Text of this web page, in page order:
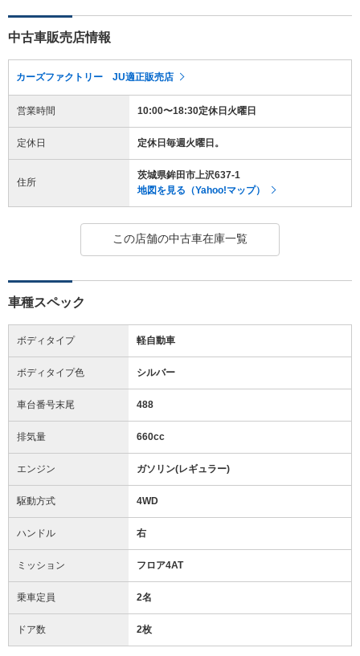
中古車販売店情報
カーズファクトリー JU適正販売店
営業時間 10:00〜18:30定休日火曜日
定休日 定休日毎週火曜日。
住所
茨城県鉾田市上沢637-1
地図を見る（Yahoo!マップ）
この店舗の中古車在庫一覧
車種スペック
ボディタイプ 軽自動車
ボディタイプ色 シルバー
車台番号末尾 488
排気量 660cc
エンジン ガソリン(レギュラー)
駆動方式 4WD
ハンドル 右
ミッション フロア4AT
乗車定員 2名
ドア数 2枚